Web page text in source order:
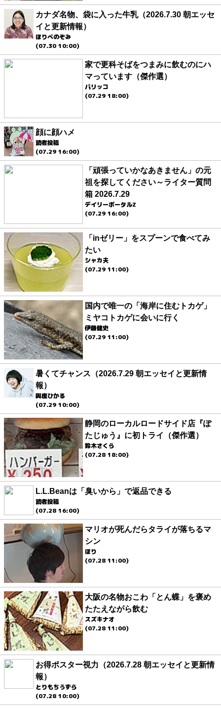
カナダ名物、袋に入った牛乳（2026.7.30 朝エッセ
イと更新情報）
ほりべのぞみ
(07.30 10:00)
家で更科そばをつまみに飲むのにハ
マっています（傑作選）
パリッコ
(07.29 18:00)
顔に顔ハメ
読者投稿
(07.29 16:00)
「頑張っていかなあきません」の元
祖を探してください～ライター質問
箱 2026.7.29
デイリーポータルZ
(07.29 16:00)
「inゼリー」をスプーンで食べてみ
たい
シャカ夫
(07.29 11:00)
国内で唯一の「海岸に住むトカゲ」
ミヤコトカゲに会いに行く
伊藤健史
(07.29 11:00)
暑くてチャンス（2026.7.29 朝エッセイと更新情
報）
與座ひかる
(07.29 10:00)
静岡のローカルロードサイド店『ぽ
たじゅう』に初トライ（傑作選）
鈴木さくら
(07.28 18:00)
L.L.Beanは「臭いから」で返品できる
読者投稿
(07.28 16:00)
マリオが死んだらタライが落ちるマ
シン
ほり
(07.28 11:00)
大阪の名物おこわ「とん蝶」を褒め
たたえながら飲む
スズキナオ
(07.28 11:00)
お得ポスター視力（2026.7.28 朝エッセイと更新情
報）
とりもちうずら
(07.28 10:00)